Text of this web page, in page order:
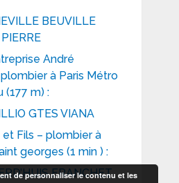
BEUVILLE
André
à Paris Métro
(177 m) :
GTES VIANA
et Fils – plombier à
georges (1 min ) :
FRANCHET
de personnaliser le contenu et les